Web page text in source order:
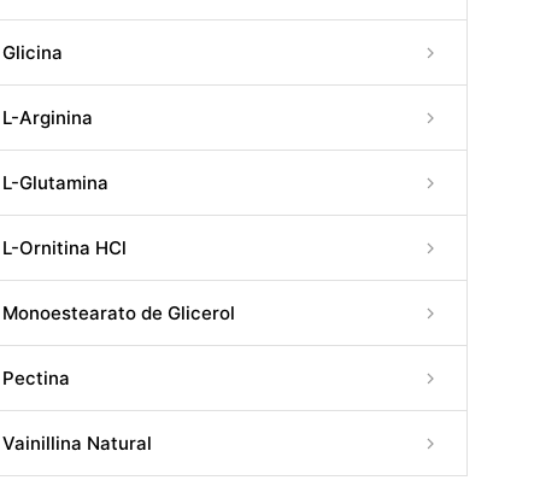
Glicina
L-Arginina
L-Glutamina
L-Ornitina HCl
Monoestearato de Glicerol
Pectina
Vainillina Natural